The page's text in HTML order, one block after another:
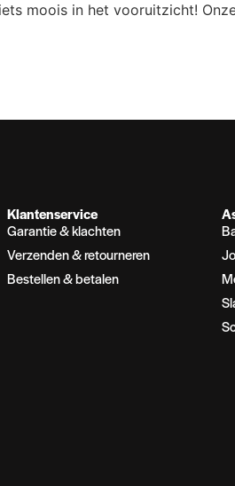
moois in het vooruitzicht!
Klantenservice
Garantie & klachten
Verzenden & retourneren
Bestellen & betalen